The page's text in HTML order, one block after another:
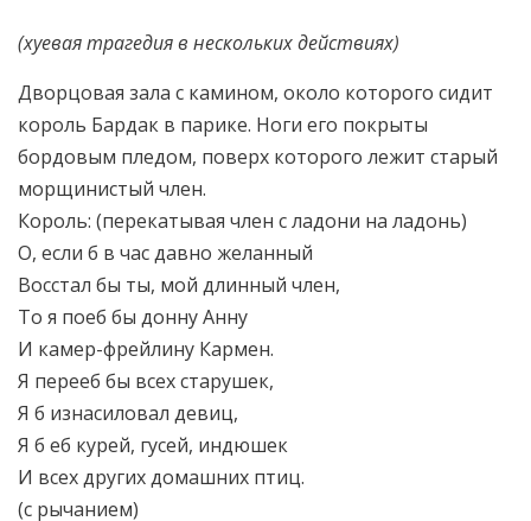
(хуевая трагедия в нескольких действиях)
Дворцовая зала с камином, около которого сидит
король Бардак в парике. Ноги его покрыты
бордовым пледом, поверх которого лежит старый
морщинистый член.
Король: (перекатывая член с ладони на ладонь)
О, если б в час давно желанный
Восстал бы ты, мой длинный член,
То я поеб бы донну Анну
И камер-фрейлину Кармен.
Я перееб бы всех старушек,
Я б изнасиловал девиц,
Я б еб курей, гусей, индюшек
И всех других домашних птиц.
(с рычанием)